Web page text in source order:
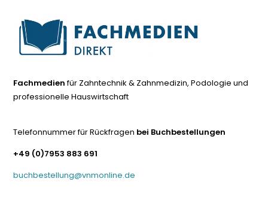
Fachmedienfür Zahntechnik & Zahnmedizin, Podologie und
professionelle Hauswirtschaft
Telefonnummer für Rückfragen bei Buchbestellungen
+49 (0)7953 883 691
buchbestellung@vnmonline.de